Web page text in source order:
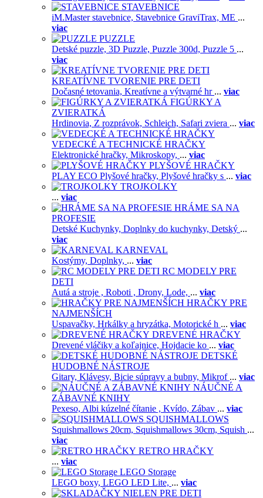
STAVEBNICE
iM.Master stavebnice, Stavebnice GraviTrax, ME ...
viac
PUZZLE
Detské puzzle, 3D Puzzle, Puzzle 300d, Puzzle 5 ...
viac
KREATÍVNE TVORENIE PRE DETI
Dočasné tetovania, Kreatívne a výtvarné hr ... viac
FIGÚRKY A
ZVIERATKÁ
Hrdinovia, Z rozprávok, Schleich, Safari zviera ... viac
VEDECKÉ A TECHNICKÉ HRAČKY
Elektronické hračky, Mikroskopy, ... viac
PLYŠOVÉ HRAČKY
PLAY ECO Plyšové hračky, Plyšové hračky s ... viac
TROJKOLKY
... viac
HRÁME SA NA
PROFESIE
Detské Kuchynky, Doplnky do kuchynky, Detský ...
viac
KARNEVAL
Kostýmy, Doplnky, ... viac
RC MODELY PRE
DETI
Autá a stroje , Roboti , Drony, Lode, ... viac
HRAČKY PRE
NAJMENŠÍCH
Uspavačky, Hrkálky a hryzátka, Motorické h ... viac
DREVENÉ HRAČKY
Drevené vláčiky a koľajnice, Hojdacie ko ... viac
DETSKÉ
HUDOBNÉ NÁSTROJE
Gitary, Klávesy, Bicie súpravy a bubny, Mikrof ... viac
NÁUČNÉ A
ZÁBAVNÉ KNIHY
Pexeso, Albi kúzelné čítanie , Kvído, Zábav ... viac
SQUISHMALLOWS
Squishmallows 20cm, Squishmallows 30cm, Squish ...
viac
RETRO HRAČKY
... viac
LEGO Storage
LEGO boxy, LEGO LED Lite, ... viac